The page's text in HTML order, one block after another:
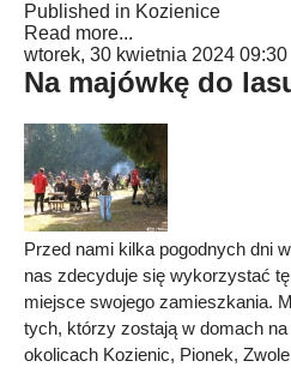
Published in Kozienice
Read more...
wtorek, 30 kwietnia 2024 09:30
Na majówkę do
Przed nami kilka pogodnych dni
nas zdecyduje się wykorzystać
miejsce swojego zamieszkania.
tych, którzy zostają w domach
okolicach Kozienic, Pionek,